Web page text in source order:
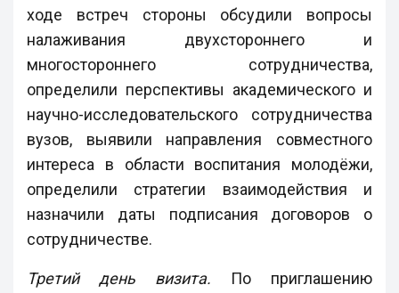
ходе встреч стороны обсудили вопросы
налаживания двухстороннего и
многостороннего сотрудничества,
определили перспективы академического и
научно-исследовательского сотрудничества
вузов, выявили направления совместного
интереса в области воспитания молодёжи,
определили стратегии взаимодействия и
назначили даты подписания договоров о
сотрудничестве.
Третий день визита. По приглашению